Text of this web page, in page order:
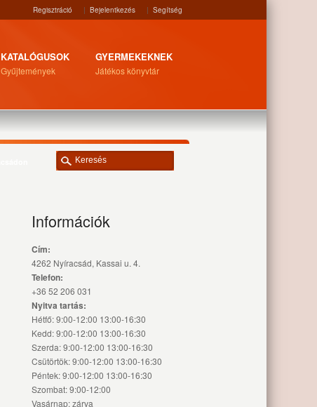
Regisztráció | Bejelentkezés | Segítség
KATALÓGUSOK
Gyűjtemények
GYERMEKEKNEK
Játékos könyvtár
Információk
Cím:
4262 Nyíracsád, Kassai u. 4.
Telefon:
+36 52 206 031
Nyitva tartás:
Hétfő: 9:00-12:00 13:00-16:30
Kedd: 9:00-12:00 13:00-16:30
Szerda: 9:00-12:00 13:00-16:30
Csütörtök: 9:00-12:00 13:00-16:30
Péntek: 9:00-12:00 13:00-16:30
Szombat: 9:00-12:00
Vasárnap: zárva